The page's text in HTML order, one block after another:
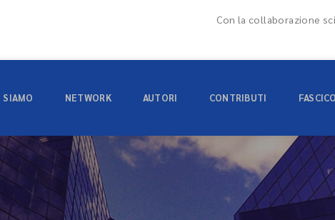
Con la collaborazione
SIAMO NETWORK AUTORI CONTRIBUTI